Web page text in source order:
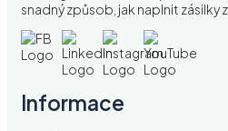
snadný způsob, jak naplnit zásilky
Informace